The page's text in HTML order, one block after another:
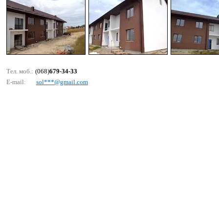
Тел. моб.: (068)679-34-33
E-mail:
sоl***@gmаil.соm